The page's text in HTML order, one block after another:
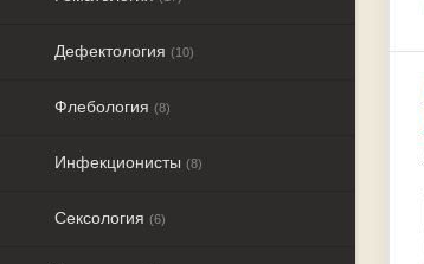
Дефектология (10)
Флебология (8)
Инфекционисты (8)
Сексология (6)